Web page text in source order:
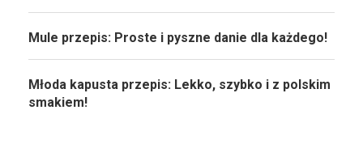
Mule przepis: Proste i pyszne danie dla każdego!
Młoda kapusta przepis: Lekko, szybko i z polskim
smakiem!